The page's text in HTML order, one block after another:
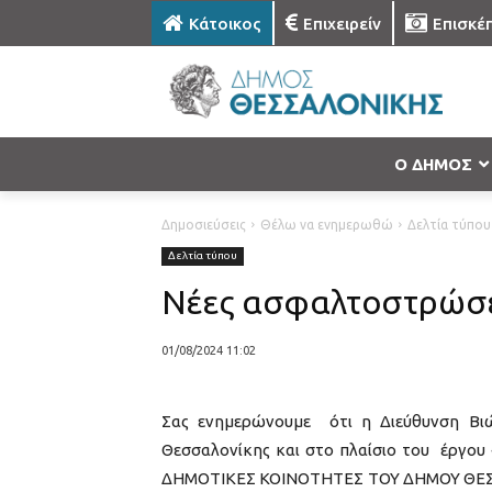
Κάτοικος Επιχειρείν
Ο ΔΗΜΟΣ
Δημοσιεύσεις Θέλω να ενημερωθώ Δελτία τύπου
Δελτία τύπου
Νέες
01/08/2024 11:02
Σας ενημερώνουμε ότι η Διεύθυνση
Θεσσαλονίκης και στο πλαίσιο του
ΔΗΜΟΤΙΚΕΣ ΚΟΙΝΟΤΗΤΕΣ ΤΟΥ ΔΗΜΟΥ